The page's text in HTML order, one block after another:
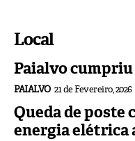
Local
Paialvo
PAIALVO 21 de Fevereiro, 2026
Queda de
energia elétrica